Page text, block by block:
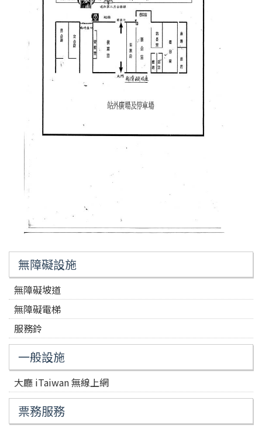
無障礙設施
無障礙坡道
無障礙電梯
服務鈴
一般設施
大廳 iTaiwan 無線上網
票務服務